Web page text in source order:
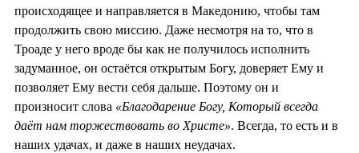
происходящее и направляется в Македонию, чтобы там
продолжить свою миссию. Даже несмотря на то, что в
Троаде у него вроде бы как не получилось исполнить
задуманное, он остаётся открытым Богу, доверяет Ему и
позволяет Ему вести себя дальше. Поэтому он и
произносит слова «Благодарение Богу, Который всегда
даёт нам торжествовать во Христе». Всегда, то есть и в
наших удачах, и даже в наших неудачах.